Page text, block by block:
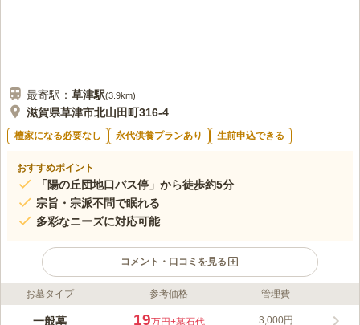
最寄駅： 草津駅(3.9km)
滋賀県草津市北山田町316-4
檀家になる必要なし 永代供養プランあり 生前申込できる
おすすめポイント
「陽の丘団地口バス停」から徒歩約5分
宗旨・宗派不問で眠れる
多彩なニーズに対応可能
コメント・口コミを見る
ライフドット編集部のコメント
住宅街にある霊園です。 ゆとりある広さの敷地で、墓域の道は
お墓タイプ 参考価格 管理費
一般墓 19万円+墓石代 3,000円